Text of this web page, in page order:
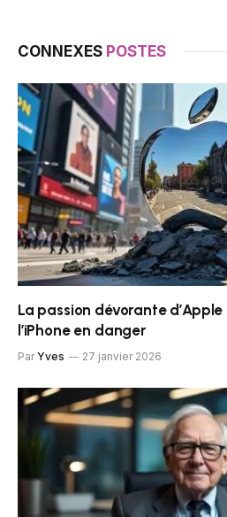
CONNEXES POSTES
La passion dévorante
l’iPhone en danger
Par Yves 27 janvier 2026